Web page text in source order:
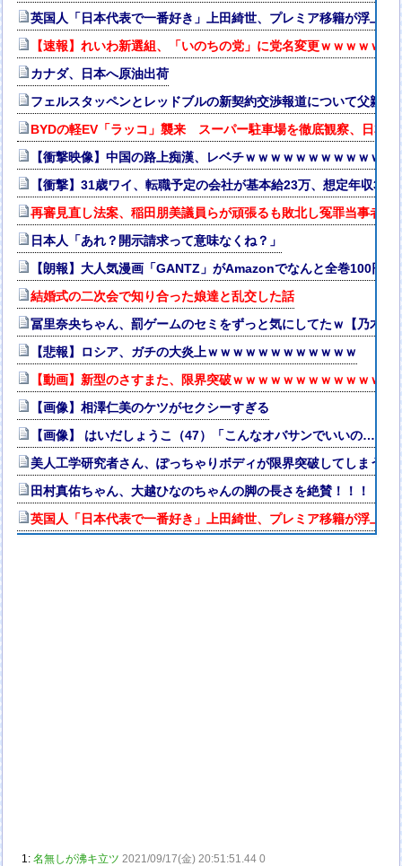
英国人「日本代表で一番好き」上田綺世、プレミア移籍が浮上
【速報】れいわ新選組、「いのちの党」に党名変更ｗｗｗｗｗｗ
カナダ、日本へ原油出荷
フェルスタッペンとレッドブルの新契約交渉報道について父親ヨ
BYDの軽EV「ラッコ」襲来 スーパー駐車場を徹底観察、日本攻
【衝撃映像】中国の路上痴漢、レベチｗｗｗｗｗｗｗｗｗｗｗ
【衝撃】31歳ワイ、転職予定の会社が基本給23万、想定年収
再審見直し法案、稲田朋美議員らが頑張るも敗北し冤罪当事者が
日本人「あれ？開示請求って意味なくね？」
【朗報】大人気漫画「GANTZ」がAmazonでなんと全巻100円ｗ
結婚式の二次会で知り合った娘達と乱交した話
冨里奈央ちゃん、罰ゲームのセミをずっと気にしてたｗ【乃木坂
【悲報】ロシア、ガチの大炎上ｗｗｗｗｗｗｗｗｗｗｗｗ
【動画】新型のさすまた、限界突破ｗｗｗｗｗｗｗｗｗｗｗｗｗ
【画像】相澤仁美のケツがセクシーすぎる
【画像】 はいだしょうこ（47）「こんなオバサンでいいの…？」
美人工学研究者さん、ぽっちゃりボディが限界突破してしまう
田村真佑ちゃん、大越ひなのちゃんの脚の長さを絶賛！！！【乃
英国人「日本代表で一番好き」上田綺世、プレミア移籍が浮上
1:名無しが沸キ立ツ 2021/09/17(金) 20:51:51.44 0